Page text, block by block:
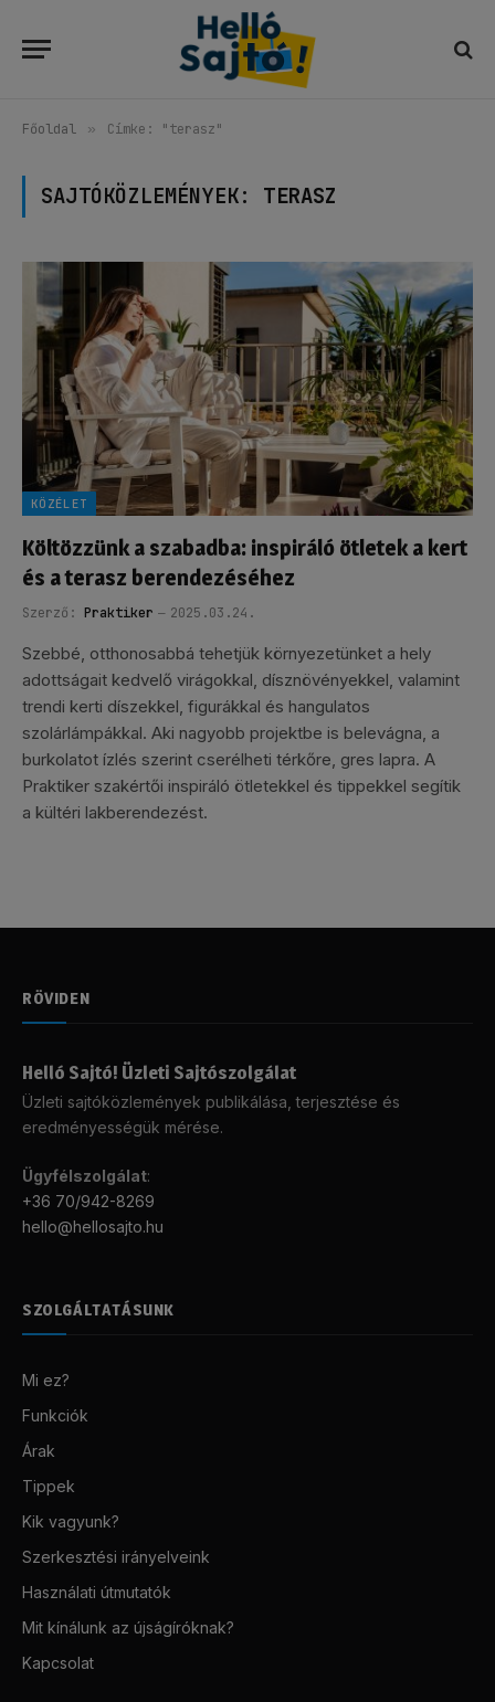
Főoldal » Címke: "terasz"
SAJTÓKÖZLEMÉNYEK: TERASZ
KÖZÉLET
Költözzünk a szabadba: inspiráló ötletek a kert
és a terasz berendezéséhez
Szerző: Praktiker 2025.03.24.
Szebbé, otthonosabbá tehetjük környezetünket a hely
adottságait kedvelő virágokkal, dísznövényekkel, valamint
trendi kerti díszekkel, figurákkal és hangulatos
szolárlámpákkal. Aki nagyobb projektbe is belevágna, a
burkolatot ízlés szerint cserélheti térkőre, gres lapra. A
Praktiker szakértői inspiráló ötletekkel és tippekkel segítik
a kültéri lakberendezést.
RÖVIDEN
Helló Sajtó! Üzleti Sajtószolgálat
Üzleti sajtóközlemények publikálása, terjesztése és
eredményességük mérése.
Ügyfélszolgálat:
+36 70/942-8269
hello@hellosajto.hu
SZOLGÁLTATÁSUNK
Mi ez?
Funkciók
Árak
Tippek
Kik vagyunk?
Szerkesztési irányelveink
Használati útmutatók
Mit kínálunk az újságíróknak?
Kapcsolat